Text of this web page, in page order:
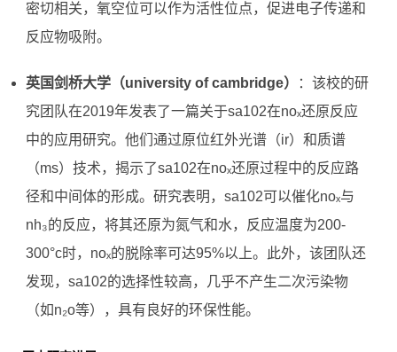
密切相关，氧空位可以作为活性位点，促进电子传递和
反应物吸附。
英国剑桥大学（university of cambridge）
：该校的研
究团队在2019年发表了一篇关于sa102在noₓ还原反应
中的应用研究。他们通过原位红外光谱（ir）和质谱
（ms）技术，揭示了sa102在noₓ还原过程中的反应路
径和中间体的形成。研究表明，sa102可以催化noₓ与
nh₃的反应，将其还原为氮气和水，反应温度为200-
300°c时，noₓ的脱除率可达95%以上。此外，该团队还
发现，sa102的选择性较高，几乎不产生二次污染物
（如n₂o等），具有良好的环保性能。